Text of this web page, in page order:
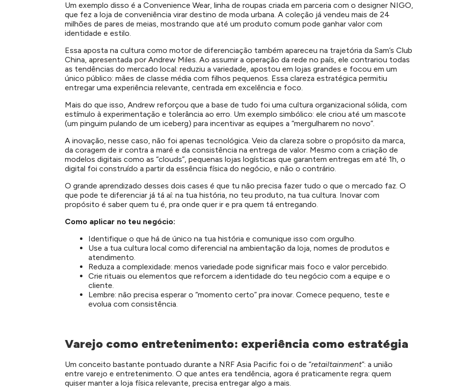
Um exemplo disso é a Convenience Wear, linha de roupas criada em parceria com o designer NIGO,
que fez a loja de conveniência virar destino de moda urbana. A coleção já vendeu mais de 24
milhões de pares de meias, mostrando que até um produto comum pode ganhar valor com
identidade e estilo.
Essa aposta na cultura como motor de diferenciação também apareceu na trajetória da Sam’s Club
China, apresentada por Andrew Miles. Ao assumir a operação da rede no país, ele contrariou todas
as tendências do mercado local: reduziu a variedade, apostou em lojas grandes e focou em um
único público: mães de classe média com filhos pequenos. Essa clareza estratégica permitiu
entregar uma experiência relevante, centrada em excelência e foco.
Mais do que isso, Andrew reforçou que a base de tudo foi uma cultura organizacional sólida, com
estímulo à experimentação e tolerância ao erro. Um exemplo simbólico: ele criou até um mascote
(um pinguim pulando de um iceberg) para incentivar as equipes a “mergulharem no novo”.
A inovação, nesse caso, não foi apenas tecnológica. Veio da clareza sobre o propósito da marca,
da coragem de ir contra a maré e da consistência na entrega de valor. Mesmo com a criação de
modelos digitais como as “clouds”, pequenas lojas logísticas que garantem entregas em até 1h, o
digital foi construído a partir da essência física do negócio, e não o contrário.
O grande aprendizado desses dois cases é que tu não precisa fazer tudo o que o mercado faz. O
que pode te diferenciar já tá aí: na tua história, no teu produto, na tua cultura. Inovar com
propósito é saber quem tu é, pra onde quer ir e pra quem tá entregando.
Como aplicar no teu negócio:
Identifique o que há de único na tua história e comunique isso com orgulho.
Use a tua cultura local como diferencial na ambientação da loja, nomes de produtos e
atendimento.
Reduza a complexidade: menos variedade pode significar mais foco e valor percebido.
Crie rituais ou elementos que reforcem a identidade do teu negócio com a equipe e o
cliente.
Lembre: não precisa esperar o “momento certo” pra inovar. Comece pequeno, teste e
evolua com consistência.
Varejo como entretenimento: experiência como estratégia
Um conceito bastante pontuado durante a NRF Asia Pacific foi o de “retailtainment”: a união
entre varejo e entretenimento. O que antes era tendência, agora é praticamente regra: quem
quiser manter a loja física relevante, precisa entregar algo a mais.